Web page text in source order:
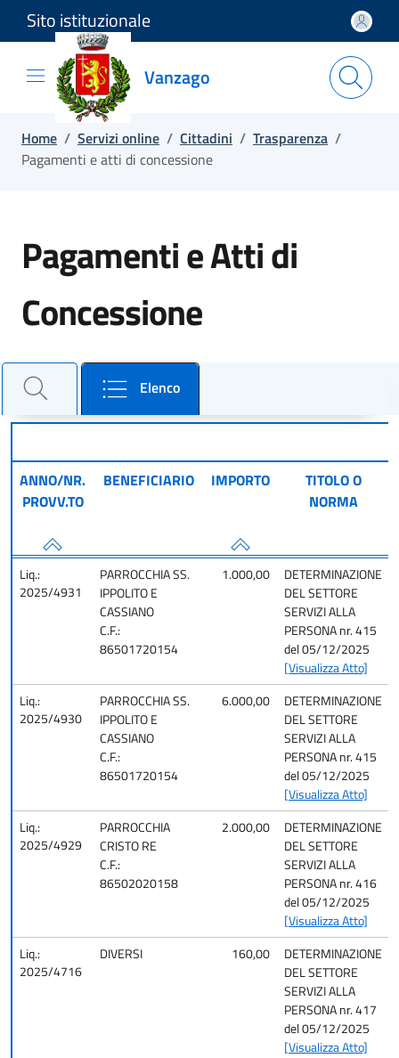
Salta e vai al contenuto
Salta e vai al footer
Sito istituzionale
Vanzago
Home / Servizi online / Cittadini / Trasparenza /
Pagamenti e atti di concessione
Pagamenti e Atti di
Concessione
Cerca un atto e consulta il dettaglio
Elenco
ANNO/NR.
PROVV.TO
BENEFICIARIO IMPORTO
TITOLO O
NORMA
Liq.:
2025/4931
PARROCCHIA SS.
IPPOLITO E
CASSIANO
C.F.:
86501720154
1.000,00
DETERMINAZIONE
DEL SETTORE
SERVIZI ALLA
PERSONA nr. 415
del 05/12/2025
[Visualizza Atto]
Liq.:
2025/4930
PARROCCHIA SS.
IPPOLITO E
CASSIANO
C.F.:
86501720154
6.000,00
DETERMINAZIONE
DEL SETTORE
SERVIZI ALLA
PERSONA nr. 415
del 05/12/2025
[Visualizza Atto]
Liq.:
2025/4929
PARROCCHIA
CRISTO RE
C.F.:
86502020158
2.000,00
DETERMINAZIONE
DEL SETTORE
SERVIZI ALLA
PERSONA nr. 416
del 05/12/2025
[Visualizza Atto]
Liq.:
2025/4716
DIVERSI 160,00
DETERMINAZIONE
DEL SETTORE
SERVIZI ALLA
PERSONA nr. 417
del 05/12/2025
[Visualizza Atto]